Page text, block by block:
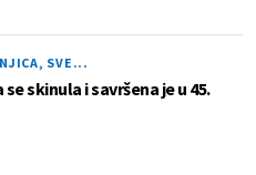
SVE...
skinula i savršena je u 45.